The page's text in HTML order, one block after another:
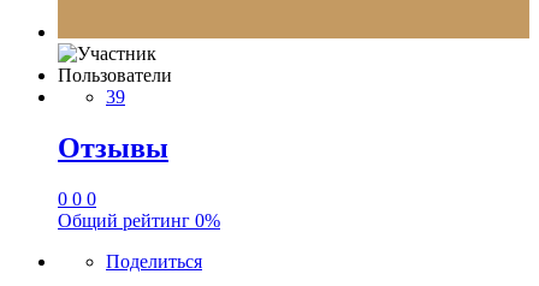
Пользователи
39
Отзывы
0 0 0
Общий рейтинг 0%
Поделиться